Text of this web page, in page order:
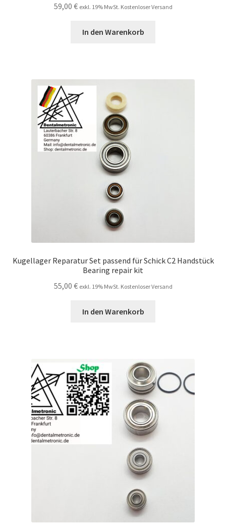
59,00 € exkl. 19% MwSt. Kostenloser Versand
In den Warenkorb
Kugellager Reparatur Set passend für Schick C2 Handstück
Bearing repair kit
55,00 € exkl. 19% MwSt. Kostenloser Versand
In den Warenkorb